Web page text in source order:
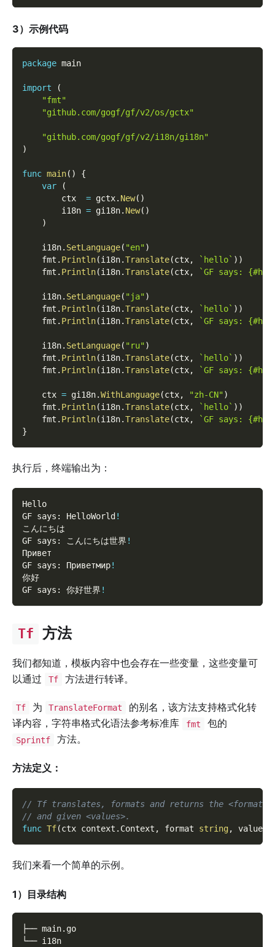
3）示例代码
package main
import
(
"fmt"
"github.com/gogf/gf/v2/os/gctx"
"github.com/gogf/gf/v2/i18n/gi18n"
)
func main( )
{
var
(
        ctx
= gctx. New( )
        i18n
= gi18n. New( )
)
    i18n
. SetLanguage( "en")
    fmt
. Println(i18n.Translate(ctx, `hello` ) )
    fmt
. Println(i18n.Translate(ctx, `GF says:
    i18n
. SetLanguage( "ja")
    fmt
. Println(i18n.Translate(ctx, `hello` ) )
    fmt
. Println(i18n.Translate(ctx, `GF says:
    i18n
. SetLanguage( "ru")
    fmt
. Println(i18n.Translate(ctx, `hello` ) )
    fmt
. Println(i18n.Translate(ctx, `GF says:
    ctx
= gi18n.WithLanguage(ctx, "zh-CN")
    fmt
. Println(i18n.Translate(ctx, `hello` ) )
    fmt
. Println(i18n.Translate(ctx,
`GF says:
}
执行后，终端输出为：
Hello
GF says: HelloWorld !
こんにちは
GF says: こんにちは世界 !
Привет
GF says: Приветмир!
你好
GF says: 你好世界 !
Tf 方法
我们都知道，模板内容中也会存在一些变量，这些变量可
以通过
Tf 方法进行转译。
Tf 为 TranslateFormat
的别名，该方法支持格式化转
译内容，字符串格式化语法参考标准库
fmt 包的
Sprintf 方法。
方法定义：
// Tf translates, formats and returns the <format>
// and given <values>.
func Tf(ctx context . Context , format string, values
我们来看一个简单的示例。
1）目录结构
├── main.go
└── i18n